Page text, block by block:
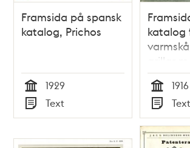
Framsida på spansk
katalog, Prichos
Tid
1929
Typ
Text
katalog
grillar
Tid
1916
Typ
Text